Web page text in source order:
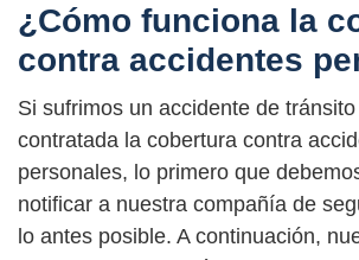
¿Cómo funciona la
contra accidentes
Si sufrimos un accidente de
contratada la cobertura contra
personales, lo primero que
notificar a nuestra compañía de
lo antes posible. A continuación,